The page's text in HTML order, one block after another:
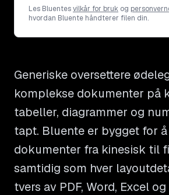
Les Bluentesvilkår for bruk og
hvordan Bluente håndterer filen din.
Generiske oversettere
komplekse dokumenter på
tabeller, diagrammer og
tapt. Bluente er bygget for
dokumenter fra kinesisk til
samtidig som hver
tvers av PDF, Word, Excel